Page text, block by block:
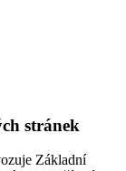
stránek
Základní